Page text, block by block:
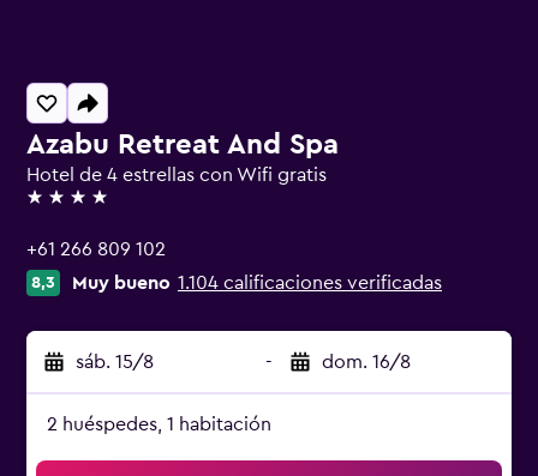
Azabu Retreat And Spa
Hotel de 4 estrellas con Wifi gratis
4 estrellas
+61 266 809 102
8,3 Muy bueno 1.104 calificaciones verificadas
sáb. 15/8 - dom. 16/8
2 huéspedes, 1 habitación